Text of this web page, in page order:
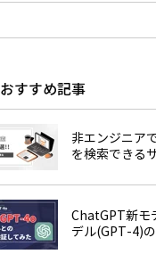
おすすめ記事
非エンジニア
を検索できる
ChatGPT新モ
デル(GPT-4)